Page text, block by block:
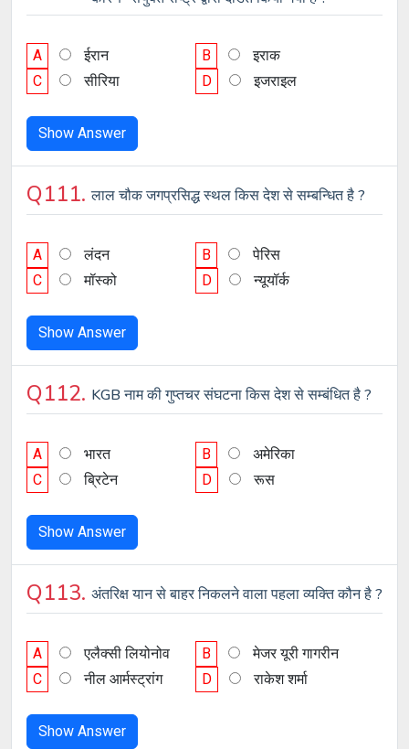
A ईरान B
इराक
C
सीरिया D इजराइल
Show Answer
Q111.लाल चौक जगप्रसिद्ध स्थल किस देश से सम्बन्धित है ?
A लंदन B
पेरिस
C
मॉस्को D न्यूयॉर्क
Show Answer
Q112. KGB नाम की गुप्तचर संघटना किस देश से सम्बंधित है ?
A भारत B
अमेरिका
C
ब्रिटेन D रूस
Show Answer
Q113. अंतरिक्ष यान से बाहर निकलने वाला पहला व्यक्ति कौन है ?
A एलैक्सी लियोनोव B
मेजर यूरी गागरीन
C
नील आर्मस्ट्रांग D राकेश शर्मा
Show Answer